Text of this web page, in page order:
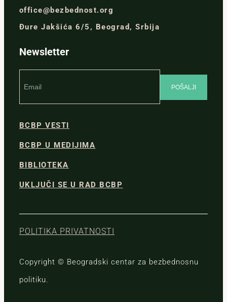
office@bezbednost.org
Đure Jakšića 6/5, Beograd, Srbija
Newsletter
BCBP VESTI
BCBP U MEDIJIMA
BIBLIOTEKA
UKLJUČI SE U RAD BCBP
POLITIKA PRIVATNOSTI
Copyright © Beogradski centar za bezbednosnu
politiku.